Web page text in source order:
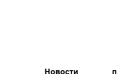
Новости